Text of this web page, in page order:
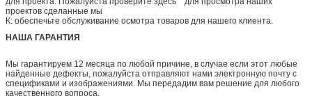
проектов сделанные мы
К: обеспечьте обслуживание осмотра товаров для нашего клиента.
НАША ГАРАНТИЯ
Мы гарантируем 12 месяца по любой причине, в случае если этот любые
найденные дефекты, пожалуйста отправляют нами электронную почту с
спецификами и изображениями. Мы передадим вам решение для любого
качественного вопроса.